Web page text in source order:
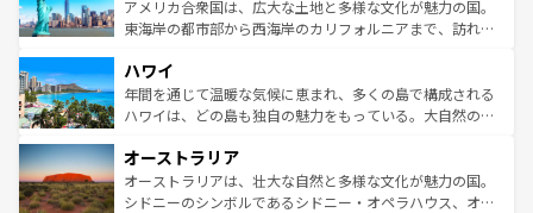
博物館もあり、アルプス観光だけでなく町歩きも満喫する
ことができる。国民の所得が高いため物価も高いが、旅行
ば市内交通費無料で観光を楽しむこともできる。 なお、新
着のスイス情報はコンテンツ一覧 を参照してほしい。
アメリカ合衆国は、広大な土地と多様な文化が魅力の国。
東海岸の都市部から西海岸のカリフォルニアまで、訪れる
のような巨大都市は、観光、ショッピング、エンターテイ
ンメントが詰まった刺激的なスポットだ。一方、アメリカ
西部には大自然が広がり、グランドキャニオンやイエロー
部のニューオーリンズでは、音楽と美食が融合した独特の
文化が魅力。旅行者はアメリカの各地域で異なる魅力を楽
しみながら、その多様性と豊かな歴史を感じることができ
ハワイ
年間を通じて温暖な気候に恵まれ、多くの島で構成される
ハワイは、どの島も独自の魅力をもっている。大自然の神
ワイ島は見逃せない。また、定番の観光地といえばオアフ
島だが、静かな自然を求めるならマウイ島やカウアイ島が
おすすめ。エメラルドグリーンに輝く海をはじめ、豊かな
オーストラリア
オーストラリアは、壮大な自然と多様な文化が魅力の国。
シドニーのシンボルであるシドニー・オペラハウス、オー